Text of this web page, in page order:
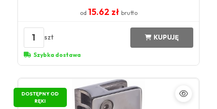
od 15.62 zł brutto
1 szt KUPUJĘ
Szybka dostawa
DOSTĘPNY OD
RĘKI